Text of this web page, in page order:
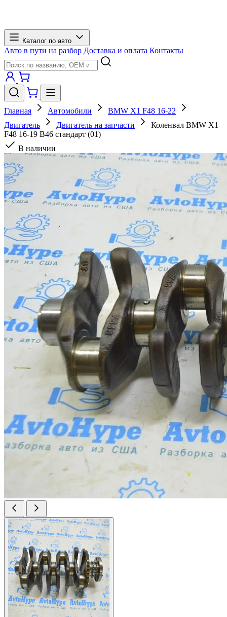
Каталог по авто
Авто в пути на разбор Доставка и оплата Контакты
Главная Автомобили
BMW X1 F48 16-22
Двигатель
Двигатель на запчасти
Коленвал BMW X1
F48 16-19 B46 стандарт (01)
В наличии